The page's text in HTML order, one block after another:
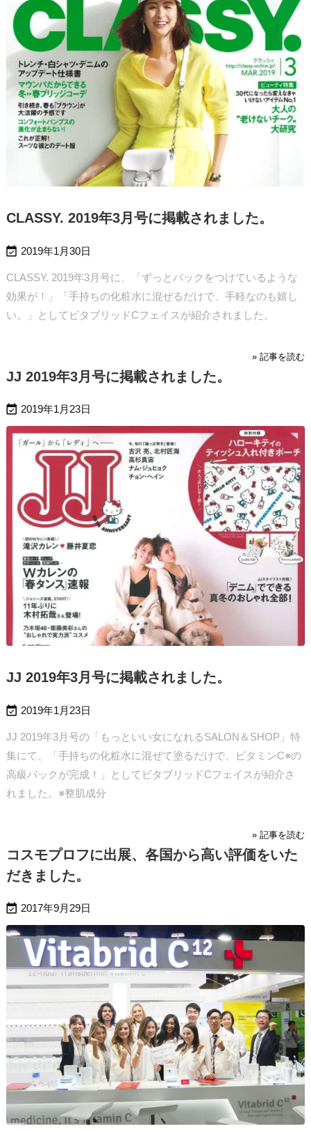
CLASSY. 2019年3月号に掲載されました。
 2019年1月30日
CLASSY. 2019年3月号に、「ずっとパックをつけているような
効果が！」「手持ちの化粧水に混ぜるだけで、手軽なのも嬉し
い。」としてビタブリッドCフェイスが紹介されました。
» 記事を読む
JJ 2019年3月号に掲載されました。
 2019年1月23日
JJ 2019年3月号に掲載されました。
 2019年1月23日
JJ 2019年3月号の「もっといい女になれるSALON＆SHOP」特
集にて、「手持ちの化粧水に混ぜて塗るだけで、ビタミンC※の
高級パックが完成！」としてビタブリッドCフェイスが紹介さ
れました。 ※整肌成分
» 記事を読む
コスモプロフに出展、各国から高い評価をいた
だきました。
 2017年9月29日